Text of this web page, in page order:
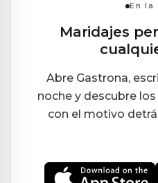
En la
Maridajes
Abre Gastrona,
noche y descubre
con el motivo